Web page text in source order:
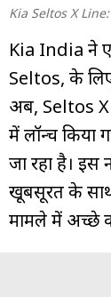
Kia Seltos X Line:
Kia India ने
Seltos, के
अब, Seltos
में लॉन्च किया
जा रहा है।
खूबसूरत के साथ
मामले में अच्छे